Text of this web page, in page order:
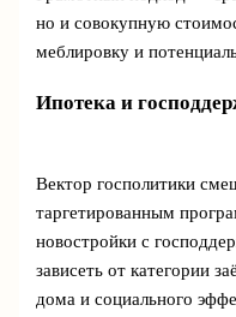
но и совокупную
меблировку и
Ипотека и
Вектор госполитики
таргетированным
новостройки с
зависеть от категории
дома и социального